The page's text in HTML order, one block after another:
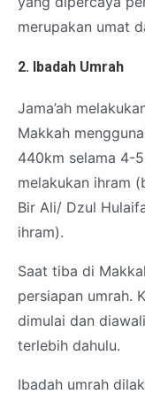
merupakan umat
2. Ibadah Umrah
Jama’ah
Makkah
440km selama 4-
melakukan ihram
Bir Ali/ Dzul
ihram).
Saat tiba di
persiapan umrah.
dimulai dan
terlebih dahulu.
Ibadah umrah